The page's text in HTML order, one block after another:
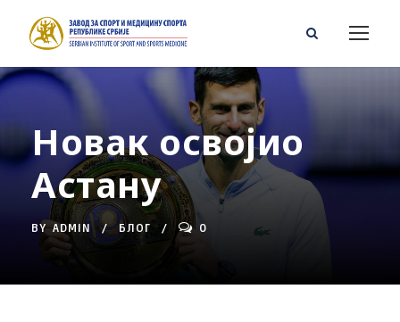
Новак освојио
Астану
BY ADMIN БЛОГ 0